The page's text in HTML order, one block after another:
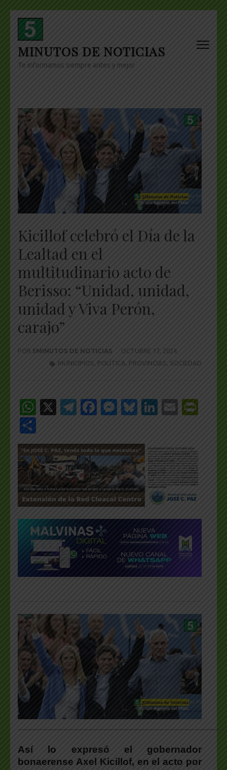
Skip
content
(Press
Enter)
MINUTOS DE NOTICIAS
Te informamos siempre antes y mejor
Kicillof celebró el Día de la
Lealtad en el
multitudinario acto de
Berisso: “Unidad, unidad,
unidad y Viva Perón,
carajo”
POR 5MINUTOS DE NOTICIAS
OCTUBRE 17, 2024
MUNICIPIOS, POLÍTICA, PROVINCIAS, SOCIEDAD
WhatsApp
X Telegram
Facebook
Messenger
Bluesky
LinkedIn
Email
Así lo expresó el gobernador
bonaerense Axel Kicillof, en el acto por